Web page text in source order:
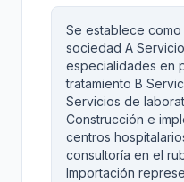
Se establece
sociedad A
especialidades en
tratamiento B
Servicios de
Construcción e
centros
consultoría en el
Importación